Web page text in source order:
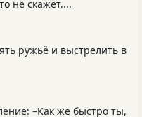
не скажет....
ружьё и выстрелить в
–Как же быстро ты,